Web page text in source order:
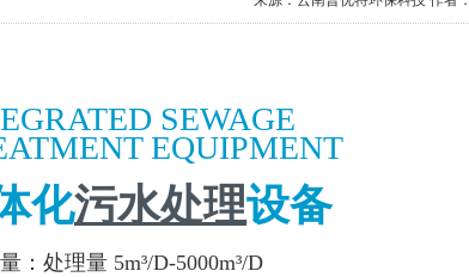
SEWAGE
EQUIPMENT
化污水处理设备
：处理量 5m³/D-5000m³/D